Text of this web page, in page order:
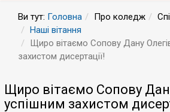
Ви тут: Головна Про коледж
Наші вітання
Щиро вітаємо Сопову Дану
захистом дисертації!
Щиро вітаємо Сопову
успішним захистом